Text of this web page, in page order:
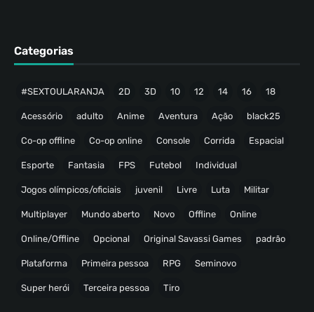
Categorias
#SEXTOULARANJA 2D 3D 10 12 14 16 18
Acessório adulto Anime Aventura Ação black25
Co-op offline Co-op online Console Corrida Espacial
Esporte Fantasia FPS Futebol Individual
Jogos olímpicos/oficiais juvenil Livre Luta Militar
Multiplayer Mundo aberto Novo Offline Online
Online/Offline Opcional Original Savassi Games padrão
Plataforma Primeira pessoa RPG Seminovo
Super herói Terceira pessoa Tiro